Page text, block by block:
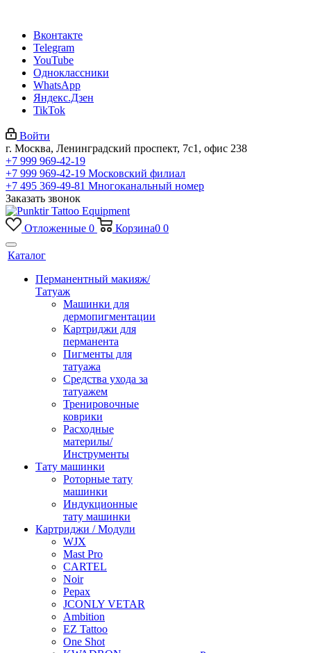
Вконтакте
Telegram
YouTube
Одноклассники
WhatsApp
Яндекс.Дзен
TikTok
Войти
г. Москва, Ленинградский проспект, 7с1, офис 238
+7 999 969-42-19
+7 999 969-42-19 Московский филиал
+7 495 369-49-81 Многоканальный номер
Заказать звонок
Отложенные 0 Корзина0 0
Каталог
Перманентный макияж/
Татуаж
Машинки для
дермопигментации
Картриджи для
перманента
Пигменты для
татуажа
Средства ухода за
татуажем
Тренировочные
коврики
Расходные
материлы/
Инструменты
Тату машинки
Роторные тату
машинки
Индукционные
тату машинки
Картриджи / Модули
WJX
Mast Pro
CARTEL
Noir
Pepax
JCONLY VETAR
Ambition
EZ Tattoo
One Shot